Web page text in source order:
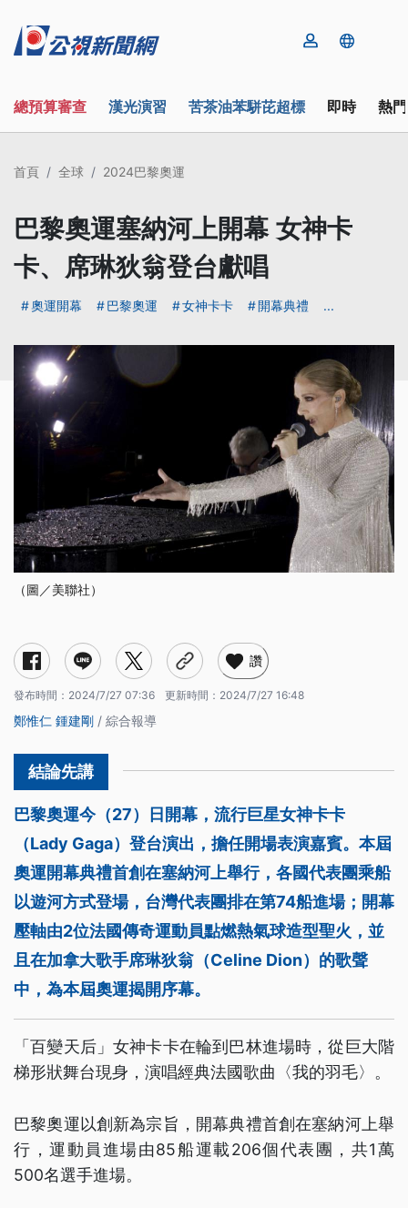
總預算審查 漢光演習 苦茶油苯駢芘超標 即時 熱
首頁 全球 2024巴黎奧運
巴黎奧運塞納河上開幕 女神卡
卡、席琳狄翁登台獻唱
奧運開幕 巴黎奧運 女神卡卡 開幕典禮 ...
（圖／美聯社）
讚
發布時間： 2024/7/27 07:36 更新時間： 2024/7/27 16:48
鄭惟仁 鍾建剛 / 綜合報導
巴黎奧運今（27）日開幕，流行巨星女神卡卡
（Lady Gaga）登台演出，擔任開場表演嘉賓。本屆
奧運開幕典禮首創在塞納河上舉行，各國代表團乘船
以遊河方式登場，台灣代表團排在第74船進場；開幕
壓軸由2位法國傳奇運動員點燃熱氣球造型聖火，並
且在加拿大歌手席琳狄翁（Celine Dion）的歌聲
中，為本屆奧運揭開序幕。
「百變天后」女神卡卡在輪到巴林進場時，從巨大階
梯形狀舞台現身，演唱經典法國歌曲〈我的羽毛〉。
巴黎奧運以創新為宗旨，開幕典禮首創在塞納河上舉
行，運動員進場由85船運載206個代表團，共1萬
500名選手進場。